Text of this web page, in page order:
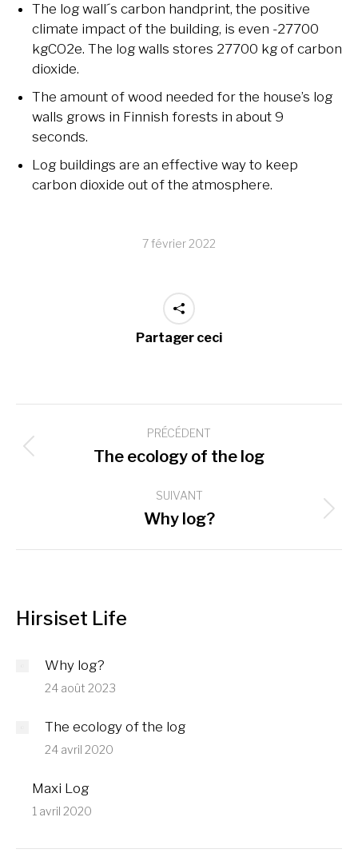
The log wall´s carbon handprint, the positive
climate impact of the building, is even -27700
kgCO2e. The log walls stores 27700 kg of carbon
dioxide.
The amount of wood needed for the house’s log
walls grows in Finnish forests in about 9
seconds.
Log buildings are an effective way to keep
carbon dioxide out of the atmosphere.
7 février 2022
Partager ceci
article
PRÉCÉDENT
Article
:
The ecology of the log
SUIVANT
Article
Why log?
Hirsiset Life
Why log?
24 août 2023
The ecology of the log
24 avril 2020
Maxi Log
1 avril 2020